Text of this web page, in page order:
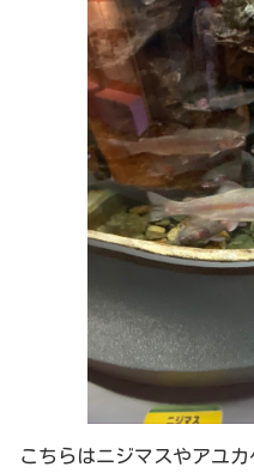
こちらはニジマスやアユカ